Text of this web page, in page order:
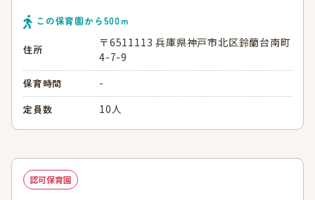
この保育園から500ｍ
住所
〒6511113 兵庫県神戸市北区鈴蘭台南町
4-7-9
保育時間 -
定員数 10人
認可保育園